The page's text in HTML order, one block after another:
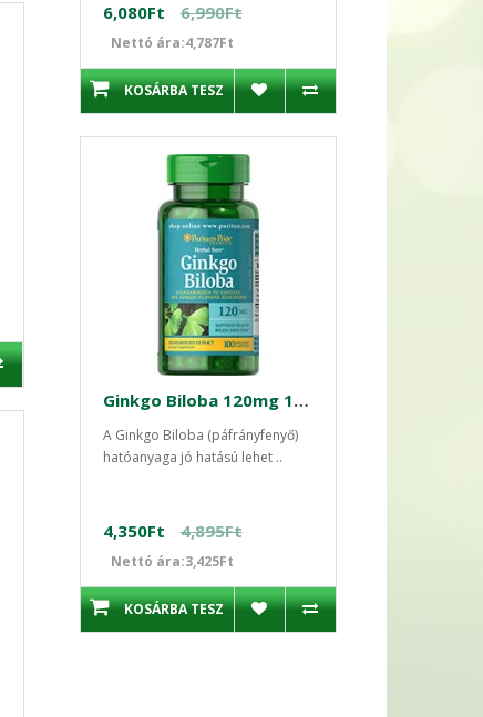
6,080Ft 6,990Ft
Nettó ára:4,787Ft
KOSÁRBA TESZ
Ginkgo Biloba 120mg 100 db standarzidált kapszula
A Ginkgo Biloba (páfrányfenyő)
hatóanyaga jó hatású lehet ..
4,350Ft 4,895Ft
Nettó ára:3,425Ft
KOSÁRBA TESZ